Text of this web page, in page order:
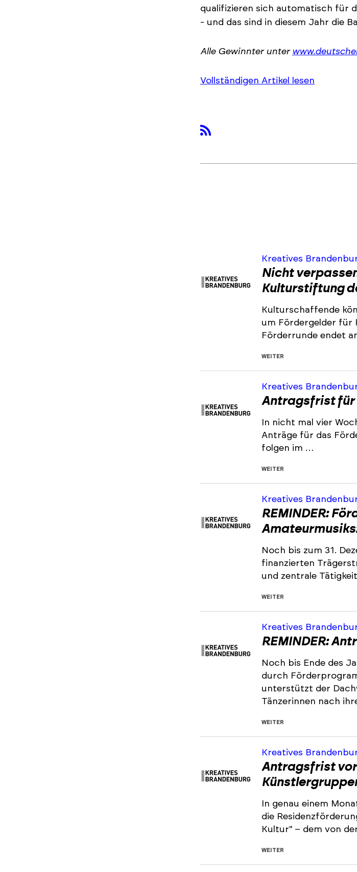
qualifizieren sich automatisch für
- und das sind in diesem Jahr die
Alle Gewinnter unter
Vollständigen Artikel lesen
rss
Kreatives
Nicht
Kulturstiftung
Kulturschaffende
um Fördergelder für
Förderrunde endet
WEITER
Kreatives
Antragsfrist für
In nicht mal vier
Anträge für das
folgen im …
WEITER
Kreatives
REMINDER:
Noch bis zum 31.
finanzierten
und zentrale
WEITER
Kreatives
REMINDER:
Noch bis Ende des
durch
unterstützt der
Tänzerinnen nach
WEITER
Kreatives
Antragsfrist
In genau einem
die
Kultur" – dem von
WEITER